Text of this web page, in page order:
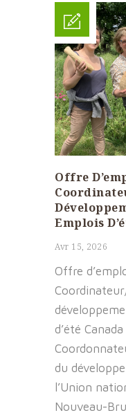
Offre
Emplois
Avr 15, 2026
Offre
d’été
du
l’Union
Nouveau-